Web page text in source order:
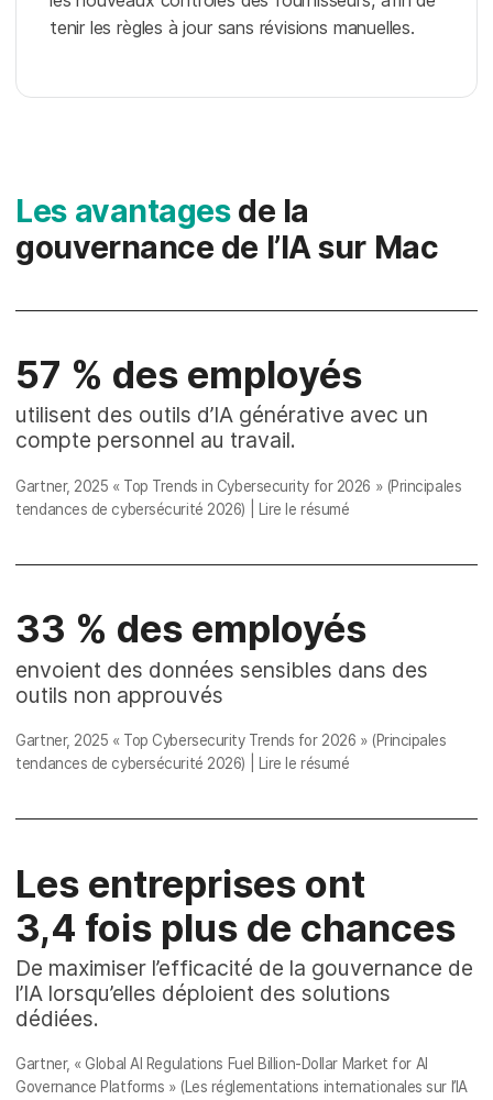
tenir les règles à jour sans révisions manuelles.
Les avantagesde la
gouvernance de l’IA sur Mac
57 % des employés
utilisent des outils d’IA générative avec un
compte personnel au travail.
Gartner, 2025 « Top Trends in Cybersecurity for 2026 » (Principales
tendances de cybersécurité 2026)
Lire le résumé
33 % des employés
envoient des données sensibles dans des
outils non approuvés
Gartner, 2025 « Top Cybersecurity Trends for 2026 » (Principales
tendances de cybersécurité 2026)
Lire le résumé
Les entreprises ont
3,4 fois plus de chances
De maximiser l’efficacité de la gouvernance de
l’IA lorsqu’elles déploient des solutions
dédiées.
Gartner, « Global AI Regulations Fuel Billion-Dollar Market for AI
Governance Platforms » (Les réglementations internationales sur l’IA